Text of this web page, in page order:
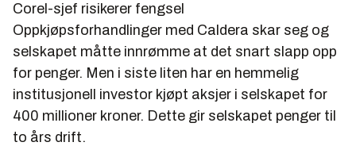
Corel-sjef risikerer fengsel
Oppkjøpsforhandlinger med Caldera skar seg og
selskapet måtte innrømme at det snart slapp opp
for penger. Men i siste liten har en hemmelig
institusjonell investor kjøpt aksjer i selskapet for
400 millioner kroner. Dette gir selskapet penger til
to års drift.